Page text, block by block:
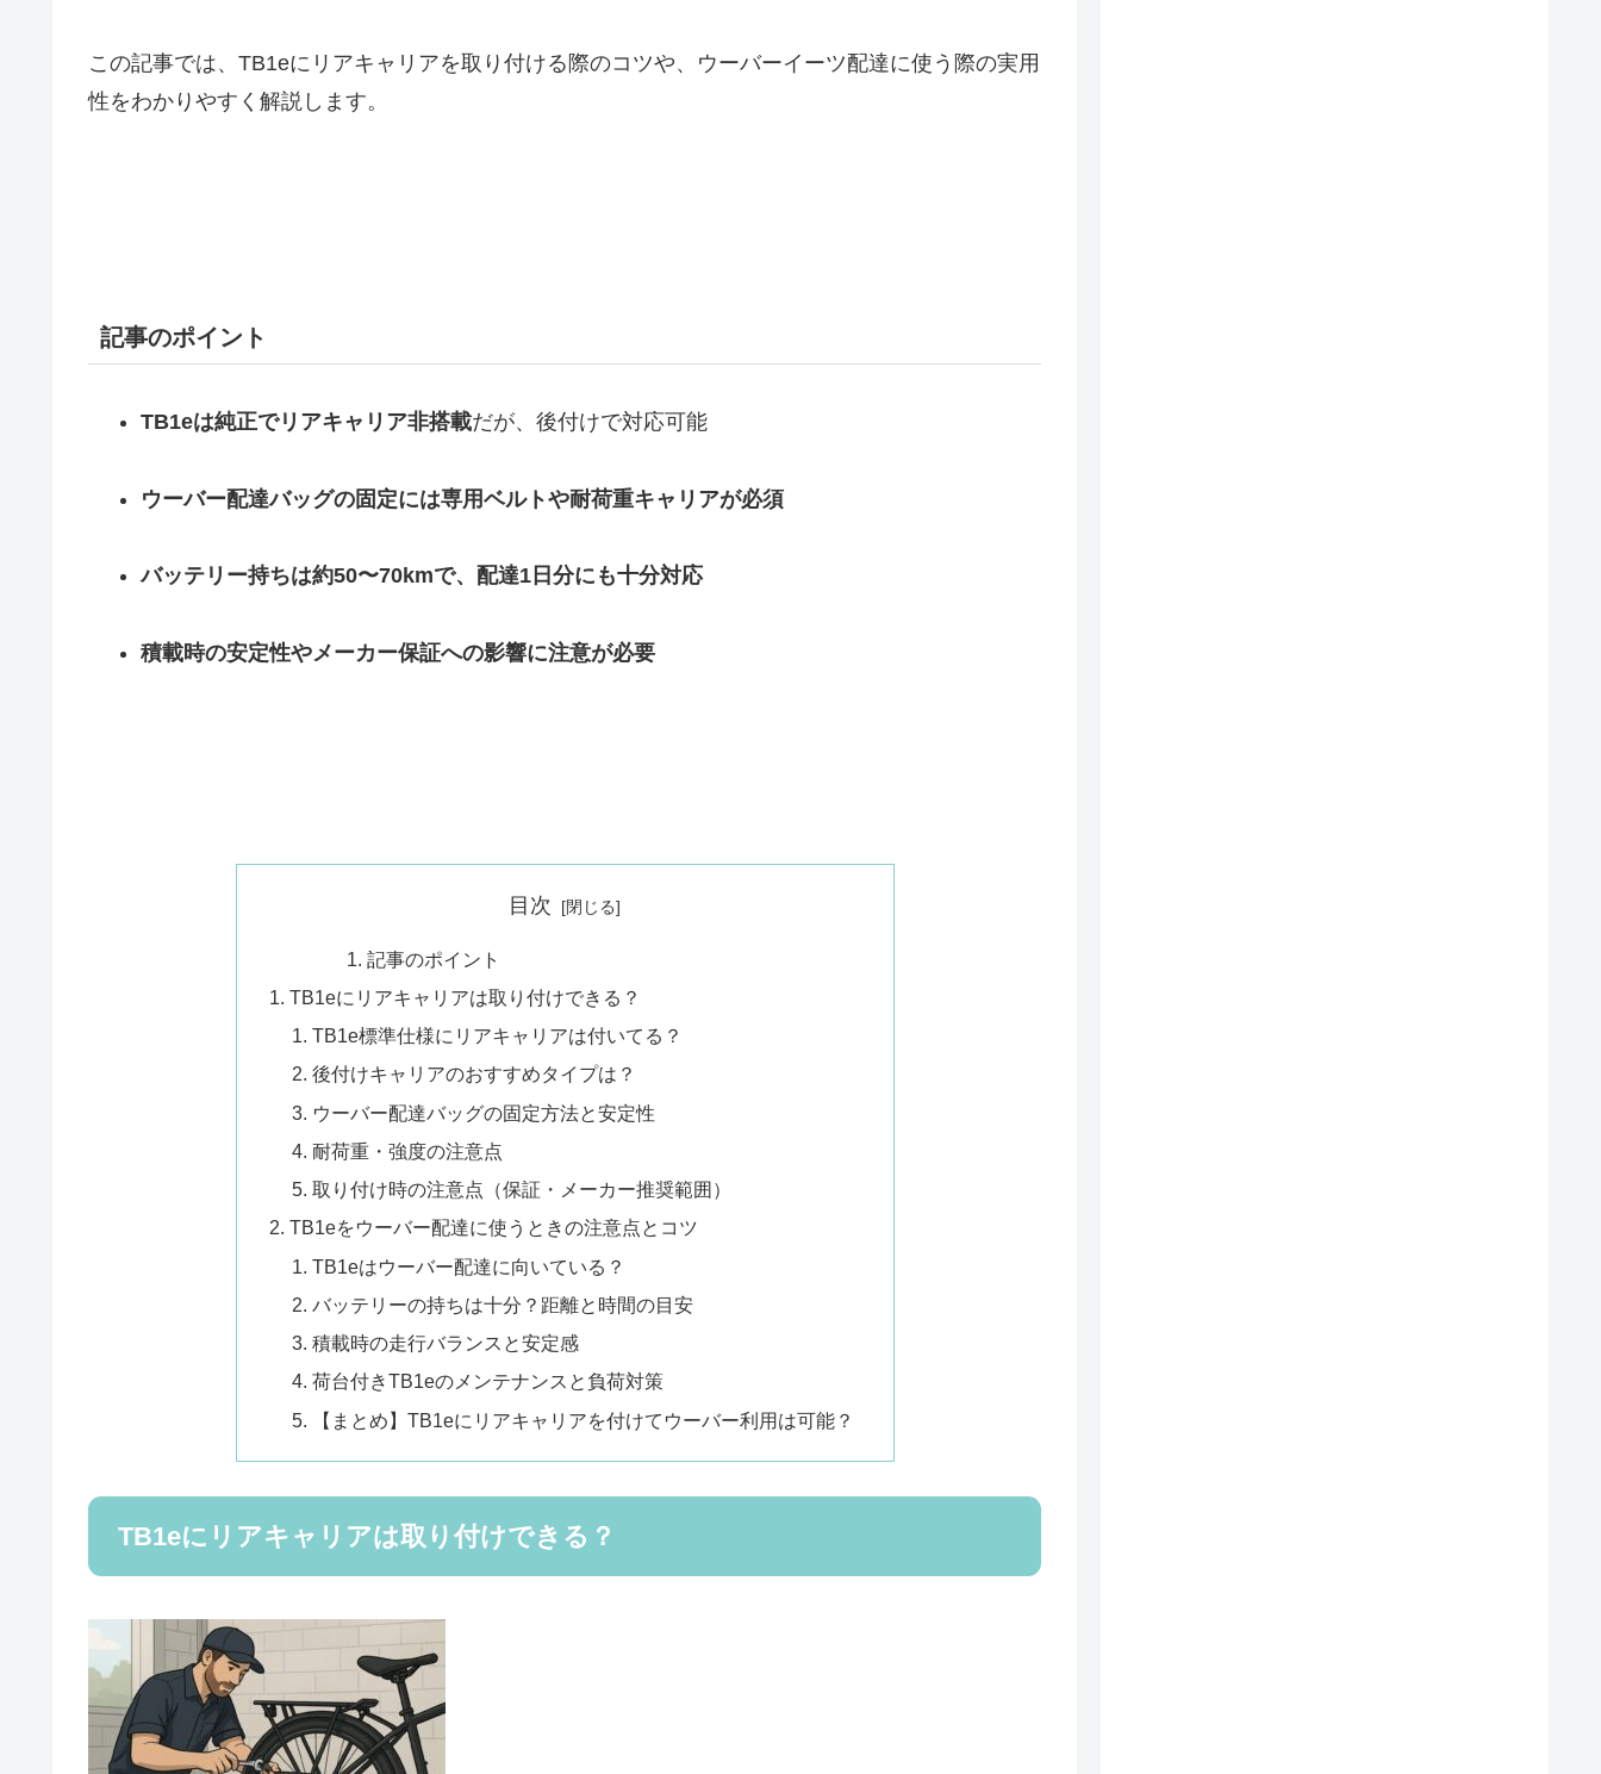
この記事では、TB1eにリアキャリアを取り付ける際のコツや、ウーバーイーツ配達に使う際の実用
性をわかりやすく解説します。
記事のポイント
TB1eは純正でリアキャリア非搭載だが、後付けで対応可能
ウーバー配達バッグの固定には専用ベルトや耐荷重キャリアが必須
バッテリー持ちは約50〜70kmで、配達1日分にも十分対応
積載時の安定性やメーカー保証への影響に注意が必要
目次
記事のポイント
TB1eにリアキャリアは取り付けできる？
TB1e標準仕様にリアキャリアは付いてる？
後付けキャリアのおすすめタイプは？
ウーバー配達バッグの固定方法と安定性
耐荷重・強度の注意点
取り付け時の注意点（保証・メーカー推奨範囲）
TB1eをウーバー配達に使うときの注意点とコツ
TB1eはウーバー配達に向いている？
バッテリーの持ちは十分？距離と時間の目安
積載時の走行バランスと安定感
荷台付きTB1eのメンテナンスと負荷対策
【まとめ】TB1eにリアキャリアを付けてウーバー利用は可能？
TB1eにリアキャリアは取り付けできる？